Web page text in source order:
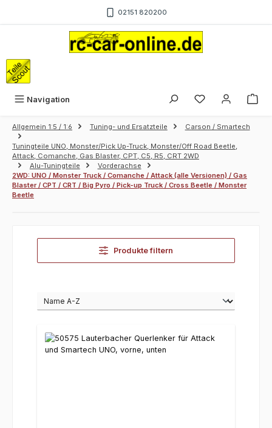
02151 820200
Navigation
Allgemein 1:5 / 1:6 Tuning- und Ersatzteile Carson / Smartech
Tuningteile UNO, Monster/Pick Up-Truck, Monster/Off Road Beetle,
Attack, Comanche, Gas Blaster, CPT, C5, R5, CRT 2WD
Alu-Tuningteile
Vorderachse
2WD: UNO / Monster Truck / Comanche / Attack (alle Versionen) / Gas
Blaster / CPT / CRT / Big Pyro / Pick-up Truck / Cross Beetle / Monster
Beetle
Produkte filtern